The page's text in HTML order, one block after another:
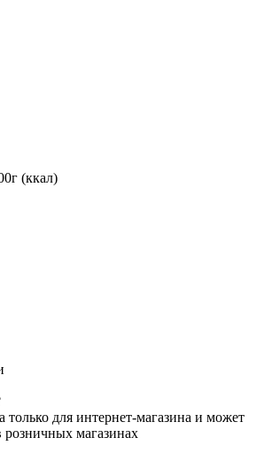
(ккал)
только для интернет-магазина и может
розничных магазинах